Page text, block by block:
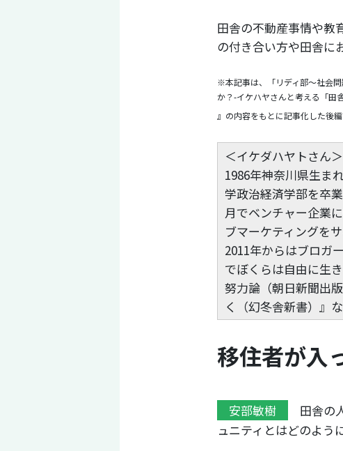
田舎の不動産事情や教
の付き合い方や田舎に
※本記事は、「リディ部〜社会
か？-イケハヤさんと考える「田
』の内容をもとに記事化した後編
＜イケダハヤトさん＞
1986年神奈川県生ま
学政治経済学部を卒
月でベンチャー企業
ブマーケティングを
2011年からはブロガ
でぼくらは自由に生
努力論（朝日新聞出
く（幻冬舎新書）』な
移住者が入
安部敏樹
田舎の
ュニティとはどのよう